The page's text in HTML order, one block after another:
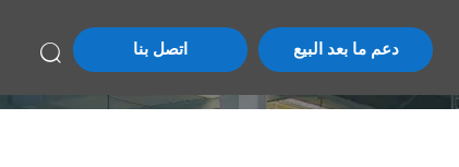
 اتصل بنا دعم ما بعد البيع